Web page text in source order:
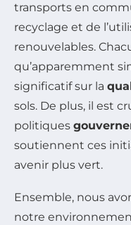
transports en
recyclage et de
renouvelables.
qu’apparemment
significatif sur la
sols. De plus, il est
politiques
soutiennent ces
avenir plus vert.
Ensemble, nous
notre